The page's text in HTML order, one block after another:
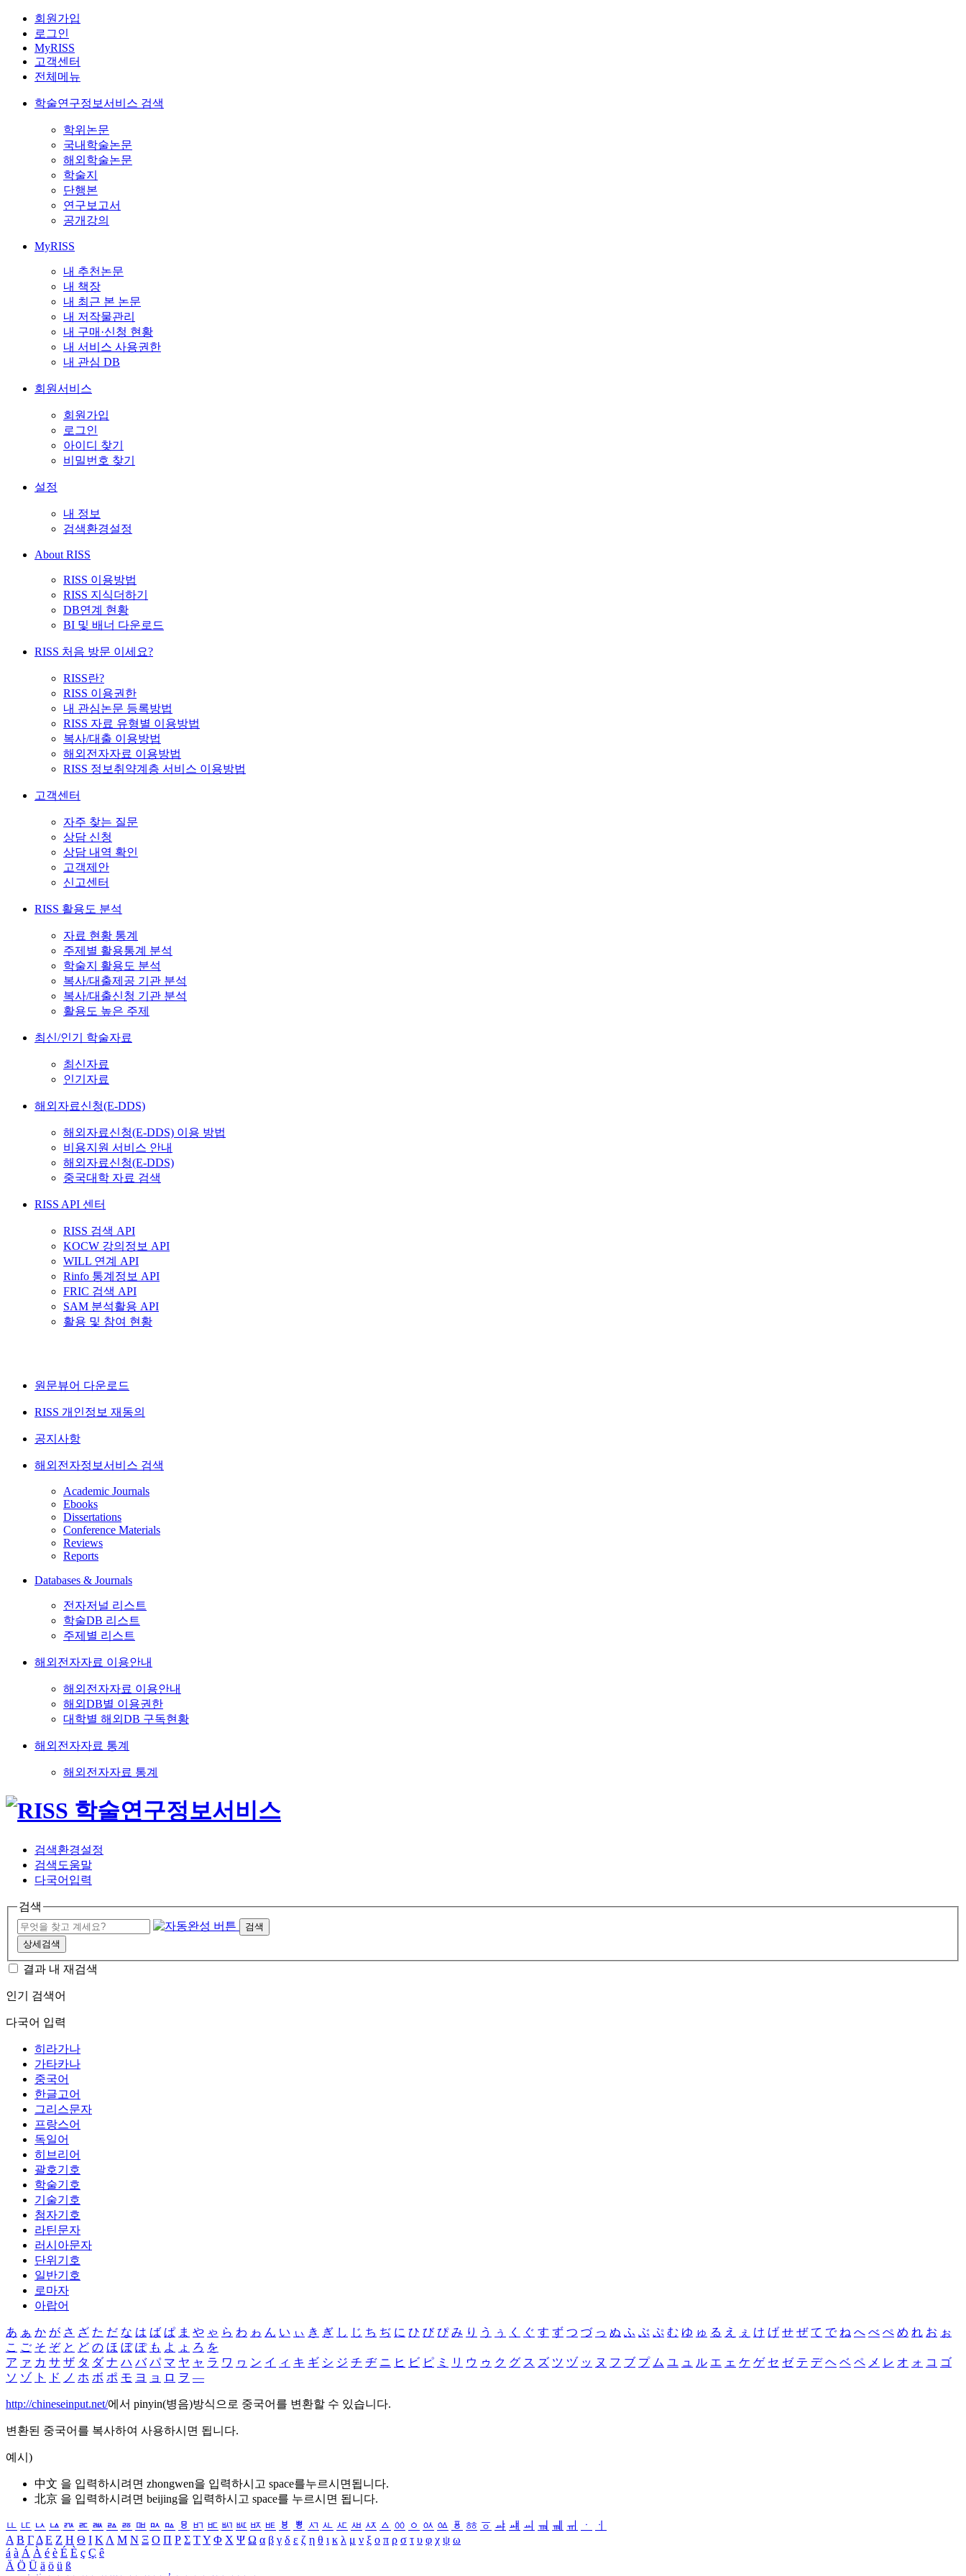
회원가입
로그인
MyRISS
고객센터
전체메뉴
학술연구정보서비스 검색
학위논문
국내학술논문
해외학술논문
학술지
단행본
연구보고서
공개강의
MyRISS
내 추천논문
내 책장
내 최근 본 논문
내 저작물관리
내 구매·신청 현황
내 서비스 사용권한
내 관심 DB
회원서비스
회원가입
로그인
아이디 찾기
비밀번호 찾기
설정
내 정보
검색환경설정
About RISS
RISS 이용방법
RISS 지식더하기
DB연계 현황
BI 및 배너 다운로드
RISS 처음 방문 이세요?
RISS란?
RISS 이용권한
내 관심논문 등록방법
RISS 자료 유형별 이용방법
복사/대출 이용방법
해외전자자료 이용방법
RISS 정보취약계층 서비스 이용방법
고객센터
자주 찾는 질문
상담 신청
상담 내역 확인
고객제안
신고센터
RISS 활용도 분석
자료 현황 통계
주제별 활용통계 분석
학술지 활용도 분석
복사/대출제공 기관 분석
복사/대출신청 기관 분석
활용도 높은 주제
최신/인기 학술자료
최신자료
인기자료
해외자료신청(E-DDS)
해외자료신청(E-DDS) 이용 방법
비용지원 서비스 안내
해외자료신청(E-DDS)
중국대학 자료 검색
RISS API 센터
RISS 검색 API
KOCW 강의정보 API
WILL 연계 API
Rinfo 통계정보 API
FRIC 검색 API
SAM 분석활용 API
활용 및 참여 현황
원문뷰어 다운로드
RISS 개인정보 재동의
공지사항
해외전자정보서비스 검색
Academic Journals
Ebooks
Dissertations
Conference Materials
Reviews
Reports
Databases & Journals
전자저널 리스트
학술DB 리스트
주제별 리스트
해외전자자료 이용안내
해외전자자료 이용안내
해외DB별 이용권한
대학별 해외DB 구독현황
해외전자자료 통계
해외전자자료 통계
검색환경설정
검색도움말
다국어입력
검색
검색
상세검색
결과 내 재검색
인기 검색어
다국어 입력
히라가나
가타카나
중국어
한글고어
그리스문자
프랑스어
독일어
히브리어
괄호기호
학술기호
기술기호
첨자기호
라틴문자
러시아문자
단위기호
일반기호
로마자
아랍어
あ ぁ か が さ ざ た だ な は ば ぱ ま や ゃ ら わ ゎ ん い ぃ き ぎ し じ ち ぢ に ひ び ぴ み り う ぅ く ぐ す ず つ づ っ ぬ ふ ぶ ぷ む ゆ ゅ る え ぇ け げ せ ぜ て で ね へ べ ぺ め れ お ぉ
こ ご そ ぞ と ど の ほ ぼ ぽ も よ ょ ろ を
ア ァ カ サ ザ タ ダ ナ ハ バ パ マ ヤ ャ ラ ワ ヮ ン イ ィ キ ギ シ ジ チ ヂ ニ ヒ ビ ピ ミ リ ウ ゥ ク グ ス ズ ツ ヅ ッ ヌ フ ブ プ ム ユ ュ ル エ ェ ケ ゲ セ ゼ テ デ ヘ ベ ペ メ レ オ ォ コ ゴ
ソ ゾ ト ド ノ ホ ボ ポ モ ヨ ョ ロ ヲ ―
http://chineseinput.net/에서 pinyin(병음)방식으로 중국어를 변환할 수 있습니다.
변환된 중국어를 복사하여 사용하시면 됩니다.
예시)
中文 을 입력하시려면 zhongwen을 입력하시고 space를누르시면됩니다.
北京 을 입력하시려면 beijing을 입력하시고 space를 누르시면 됩니다.
ㅥ ㅦ ㅧ ㅨ ㅩ ㅪ ㅫ ㅬ ㅭ ㅮ ㅯ ㅰ ㅱ ㅲ ㅳ ㅴ ㅵ ㅶ ㅷ ㅸ ㅹ ㅺ ㅻ ㅼ ㅽ ㅾ ㅿ ㆀ ㆁ ㆂ ㆃ ㆄ ㆅ ㆆ ㆇ ㆈ ㆉ ㆊ ㆋ ㆌ ㆍ
ㆎ
Α Β ΓΔ Ε Ζ Η Θ Ι ΚΛ Μ Ν Ξ Ο Π Ρ Σ ΤΥ Φ Χ Ψ Ω α β γ δ ε ζ η θ ι κ λ μ ν ξ ο π ρ σ τ υ φ χ ψ ω
á à Á À é è É È ç Ç ê
Ä Ö Ü ä ö ü ß